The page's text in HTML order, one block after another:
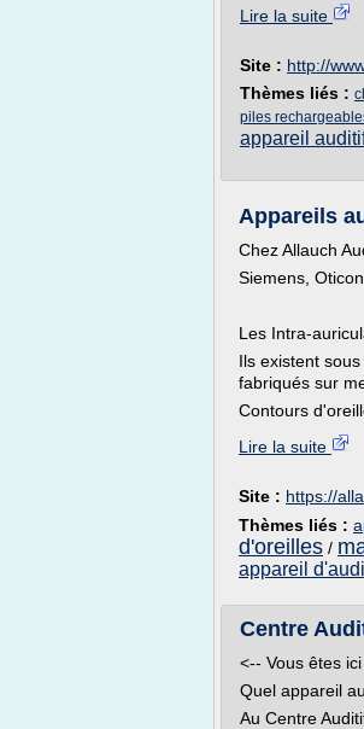
Lire la suite
Site : http://
Thèmes liés :
piles
appareil
Appareils
Chez Allauch
Siemens,
Les Intra-
Ils existent
fabriqués sur
Contours
Lire la suite
Site : https://
Thèmes liés :
d'oreilles /
appareil
Centre
<-- Vous êtes ici
Quel appareil
Au Centre